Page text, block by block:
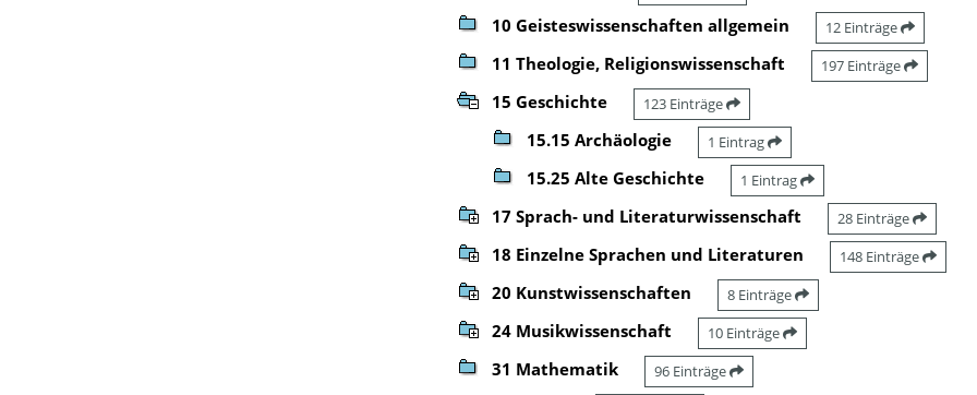
10 Geisteswissenschaften allgemein 12 Einträge
11 Theologie, Religionswissenschaft 197 Einträge
15 Geschichte 123 Einträge
15.15 Archäologie 1 Eintrag
15.25 Alte Geschichte 1 Eintrag
17 Sprach- und Literaturwissenschaft 28 Einträge
18 Einzelne Sprachen und Literaturen 148 Einträge
20 Kunstwissenschaften 8 Einträge
24 Musikwissenschaft 10 Einträge
31 Mathematik 96 Einträge